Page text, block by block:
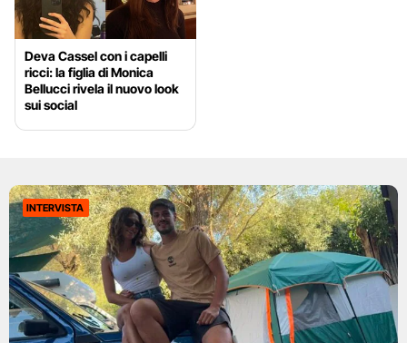
Deva Cassel con i capelli
ricci: la figlia di Monica
Bellucci rivela il nuovo look
sui social
INTERVISTA